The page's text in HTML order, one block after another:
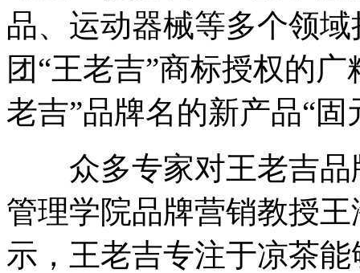
品、运动器械等多个领
团“王老吉”商标授权的
老吉”品牌名的新产品“
众多专家对王老吉品
管理学院品牌营销教授
示，王老吉专注于凉茶